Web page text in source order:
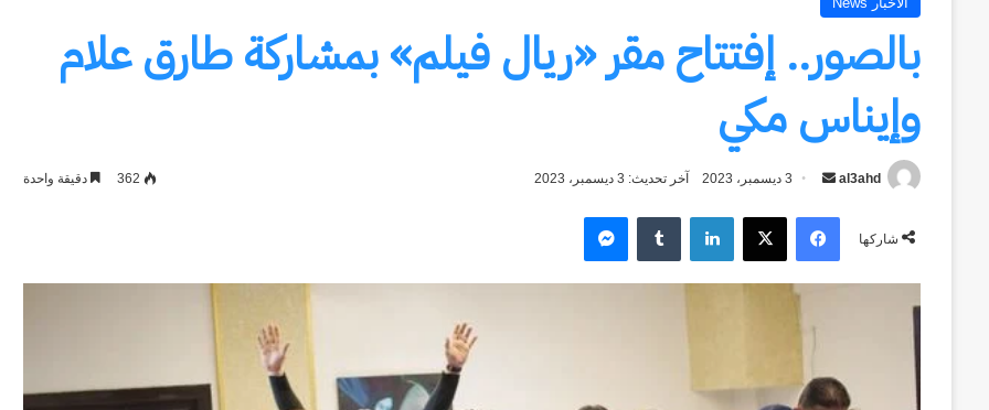
بالصور.. إفتتاح مقر «ريال فيلم» بمشاركة طارق علام
وإيناس مكي
al3ahd
أرسل
إلكترونيا
3 ديسمبر، 2023 آخر تحديث: 3 ديسمبر، 2023 362 دقيقة واحدة
شاركها
فيسبوك‫X لينكدإن
‏Tumblr ماسنجر